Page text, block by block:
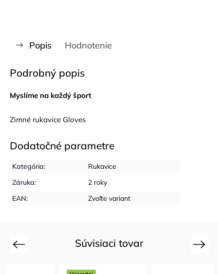
Popis Hodnotenie
Podrobný popis
Myslíme na každý šport
Zimné rukavice Gloves
Dodatočné parametre
Kategória:
Rukavice
Záruka:
2 roky
EAN: Zvoľte variant
Súvisiaci tovar
Previous Next